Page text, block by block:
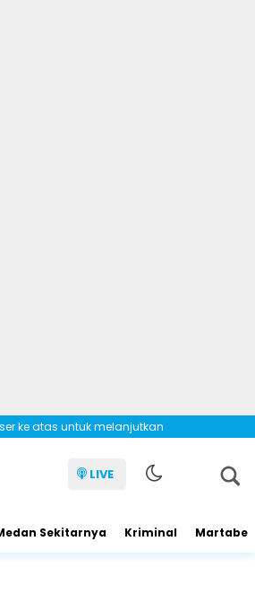
ke atas untuk melanjutkan
LIVE
Sekitarnya Kriminal Martabe